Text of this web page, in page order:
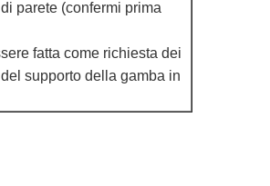
parete (confermi prima
fatta come richiesta dei
supporto della gamba in